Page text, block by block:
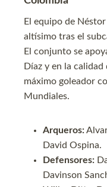
El equipo de
altísimo tras el
El conjunto se
Díaz y en la calidad
máximo goleador
Mundiales.
Arqueros:
David Ospina.
Defensores:
Davinson